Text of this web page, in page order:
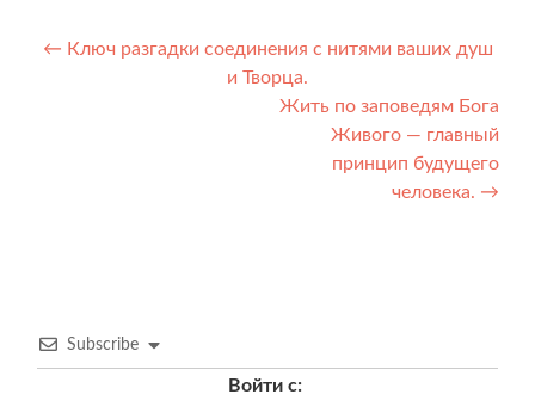
Навигация
← Ключ разгадки соединения с нитями ваших душ
и Творца.
Жить по заповедям Бога
Живого — главный
принцип будущего
человека. →
Subscribe
Войти с: